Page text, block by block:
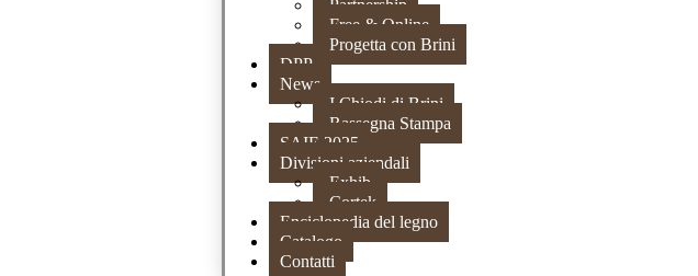
Partnership
Free & Online
Progetta con Brini
DPP
News
I Chiodi di Brini
Rassegna Stampa
SAIE 2025
Divisioni aziendali
Exhib
Cortek
Enciclopedia del legno
Catalogo
Contatti